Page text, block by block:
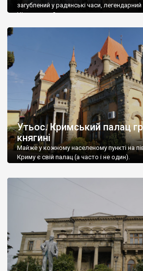
загублений у радянські часи,
Ніжин греки?
Утьос. Кримський палац
княгині
Майже у кожному населеному пункті на
Криму є свій палац (а часто і не один).